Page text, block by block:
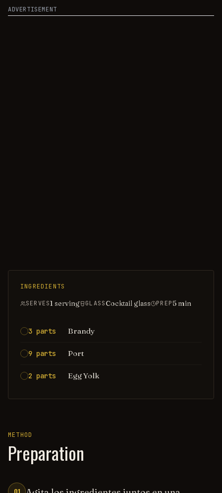
ADVERTISEMENT
INGREDIENTS
SERVES1 serving GLASSCocktail glass PREP5 min
3 parts Brandy
9 parts Port
2 parts Egg Yolk
METHOD
Preparation